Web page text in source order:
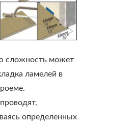
сложность может
ламелей в
определенных